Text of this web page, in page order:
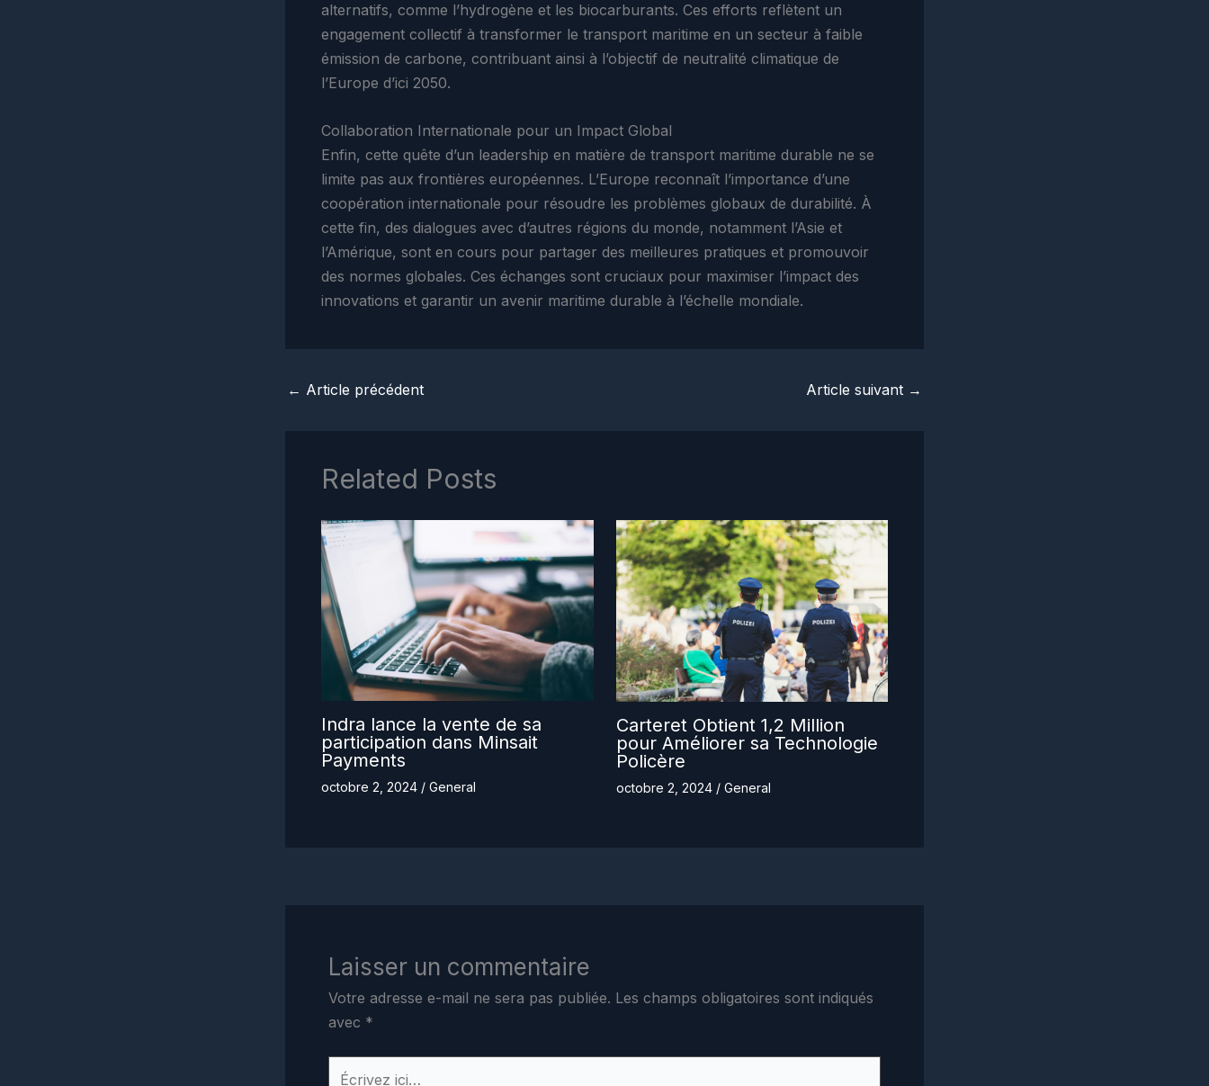
alternatifs, comme l’hydrogène et les biocarburants. Ces efforts reflètent un
engagement collectif à transformer le transport maritime en un secteur à faible
émission de carbone, contribuant ainsi à l’objectif de neutralité climatique de
l’Europe d’ici 2050.
Collaboration Internationale pour un Impact Global
Enfin, cette quête d’un leadership en matière de transport maritime durable ne se
limite pas aux frontières européennes. L’Europe reconnaît l’importance d’une
coopération internationale pour résoudre les problèmes globaux de durabilité. À
cette fin, des dialogues avec d’autres régions du monde, notamment l’Asie et
l’Amérique, sont en cours pour partager des meilleures pratiques et promouvoir
des normes globales. Ces échanges sont cruciaux pour maximiser l’impact des
innovations et garantir un avenir maritime durable à l’échelle mondiale.
← Article précédent Article suivant →
Related Posts
Indra lance la vente de sa
participation dans Minsait
Payments
octobre 2, 2024 / General
Carteret Obtient 1,2 Million
pour Améliorer sa Technologie
Policère
octobre 2, 2024 / General
Laisser un commentaire
Votre adresse e-mail ne sera pas publiée. Les champs obligatoires sont indiqués
avec *
Écrivez